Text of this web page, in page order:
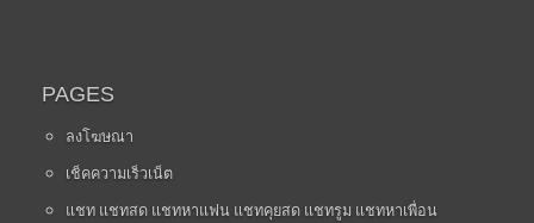
PAGES
ลงโฆษณา
เช็คความเร็วเน็ต
แชท แชทสด แชทหาแฟน แชทคุยสด แชทรูม แชทหาเพื่อน